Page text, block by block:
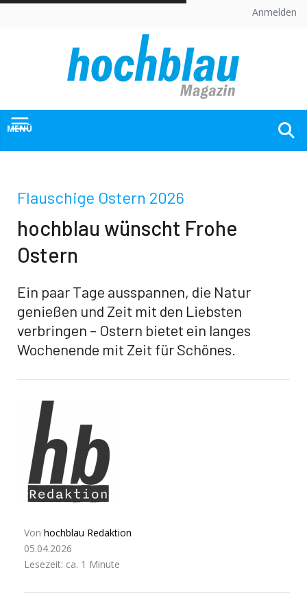
Skip
Anmelden
MENÜ
Flauschige Ostern 2026
hochblau wünscht Frohe
Ostern
Ein paar Tage ausspannen, die Natur
genießen und Zeit mit den Liebsten
verbringen – Ostern bietet ein langes
Wochenende mit Zeit für Schönes.
Von hochblau Redaktion
05.04.2026
Lesezeit: ca. 1 Minute